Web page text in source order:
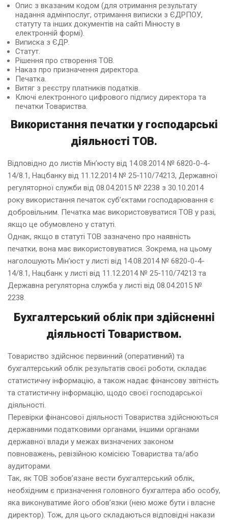
Опис з вказаним кодом (для отримання результату
надання адмінпослуг, отримання виписки з ЄДРПОУ,
статуту та інших документів на сайті Мінюсту в
електронній формі).
Виписка з ЄДР.
Статут.
Рішення про створення ТОВ.
Наказ про призначення директора.
Печатка.
Витяг з реєстру платників податків.
Ключі електронного цифрового підпису директора та
печатки Товариства.
Використання печатки у господарські
діяльності ТОВ.
Відповідно до листів Мін’юсту від 14.08.2014 № 6820-0-4-
14/8.1, Нацбанку від 11.12.2014 № 25-110/74213, Державної
регуляторної служби від 08.04.2015 № 2238 з 30.10.2014
року використання печаток суб’єктами господарювання є
добровільним. Печатка має використовуватися ТОВ у разі,
якщо це обумовлено у статуті.
Однак, якщо в статуті ТОВ зазначено про наявність
печатки, вона має використовуватися. Зокрема, на цьому
наголошують Мін’юст у листі від 14.08.2014 № 6820-0-4-
14/8.1, Нацбанк у листі від 11.12.2014 № 25-110/74213 та
Державна регуляторна служба у листі від 08.04.2015 №
2238.
Бухгалтерський облік при здійсненні
діяльності Товариством.
Товариство здійснює первинний (оперативний) та
бухгалтерський облік результатів своєї роботи, складає
статистичну інформацію, а також надає фінансову звітність
та статистичну інформацію, щодо своєї господарської
діяльності.
Перевірки фінансової діяльності Товариства здійснюються
державними податковими органами, іншими органами
державної влади у межах визначених законом
повноважень, ревізійною комісією Товариства та/або
аудиторами.
Так, як ТОВ зобов’язане вести бухгалтерський облік,
необхідним є призначення головного бухгалтера або особу,
яка виконуватиме його обов’язки (нею може бути і власне
директор). Тож, для цього складаються відповідні накази